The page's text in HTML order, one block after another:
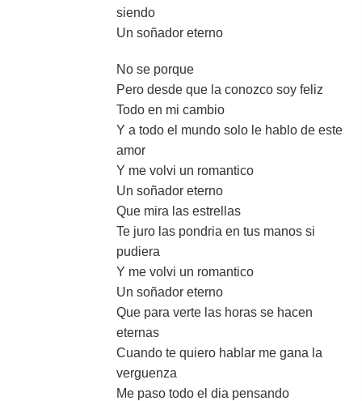
siendo
Un soñador eterno
No se porque
Pero desde que la conozco soy feliz
Todo en mi cambio
Y a todo el mundo solo le hablo de este
amor
Y me volvi un romantico
Un soñador eterno
Que mira las estrellas
Te juro las pondria en tus manos si
pudiera
Y me volvi un romantico
Un soñador eterno
Que para verte las horas se hacen
eternas
Cuando te quiero hablar me gana la
verguenza
Me paso todo el dia pensando